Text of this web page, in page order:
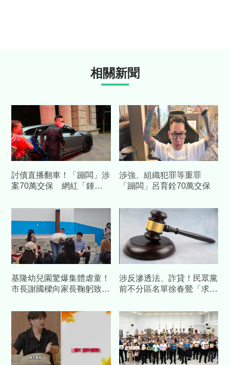
相關新聞
討債直播翻車！「蹦闆」涉
案70萬交保 網紅「鍾小
見
渉強、組織犯罪等重罪
「蹦闆」呂育銓70萬交保
基隆幼兒園驚爆集體虐童！
市長謝國樑向家長鞠躬致
涉反滲透法、詐貸！民眾黨
前不分區名單徐春鶯「求刑
交保